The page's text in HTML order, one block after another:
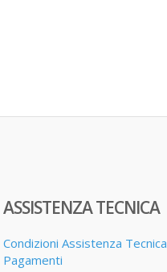
ASSISTENZA TECNICA
Condizioni Assistenza Tecnica
Pagamenti